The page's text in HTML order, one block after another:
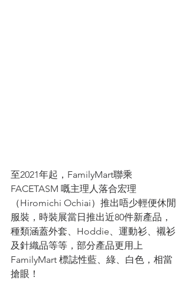
至2021年起，FamilyMart聯乘
FACETASM 嘅主理人落合宏理
（Hiromichi Ochiai）推出唔少輕便休閒
服裝，時裝展當日推出近80件新產品，
種類涵蓋外套、Hoddie、運動衫、襯衫
及針織品等等，部分產品更用上
FamilyMart 標誌性藍、綠、白色，相當
搶眼！